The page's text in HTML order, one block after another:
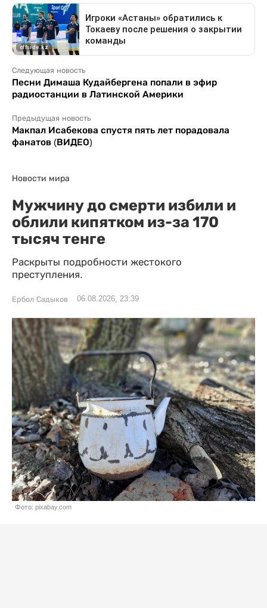
Следующая новость
Песни Димаша Кудайбергена попали в эфир
радиостанции в Латинской Америки
Предыдущая новость
Макпал Исабекова спустя пять лет порадовала
фанатов (ВИДЕО)
Новости мира
Мужчину до смерти избили и
облили кипятком из-за 170
тысяч тенге
Раскрыты подробности жестокого
преступления.
Ербол Садыков 06.08.2026, 23:39
Фото: pixabay.com